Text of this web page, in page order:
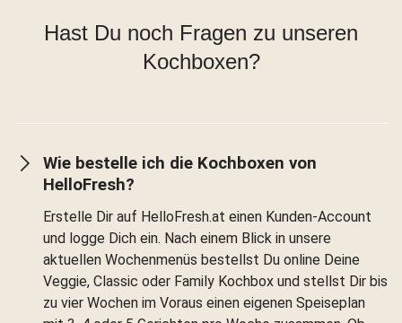
Hast Du noch Fragen zu unseren
Kochboxen?
Wie bestelle ich die Kochboxen von
HelloFresh?
Erstelle Dir auf HelloFresh.at einen Kunden-Account
und logge Dich ein. Nach einem Blick in unsere
aktuellen Wochenmenüs bestellst Du online Deine
Veggie, Classic oder Family Kochbox und stellst Dir bis
zu vier Wochen im Voraus einen eigenen Speiseplan